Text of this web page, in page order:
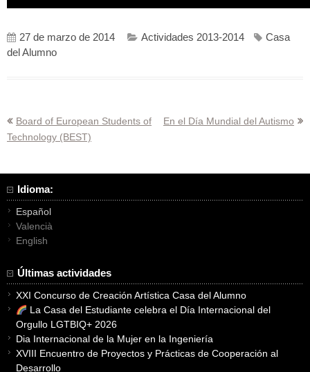
27 de marzo de 2014 Actividades 2013-2014
Casa
del Alumno
Navegación
de
Board of European Students of
Technology (BEST)
En el Día Mundial del Autismo
Idioma:
Español
Valencià
English
Últimas actividades
XXI Concurso de Creación Artística Casa del Alumno
La Casa del Estudiante celebra el Día Internacional del
Orgullo LGTBIQ+ 2026
Dia Internacional de la Mujer en la Ingeniería
XVIII Encuentro de Proyectos y Prácticas de Cooperación al
Desarrollo